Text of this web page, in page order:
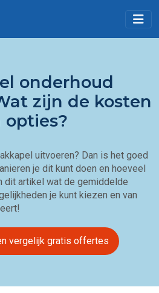
onderhoud
zijn de kosten
opties?
uitvoeren? Dan is het goed
je dit kunt doen en hoeveel
dit artikel wat de gemiddelde
je kunt kiezen en van
vergelijk gratis offertes